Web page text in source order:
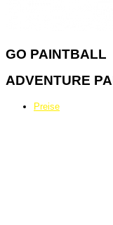
GO PAINTBALL
ADVENTURE
Preise